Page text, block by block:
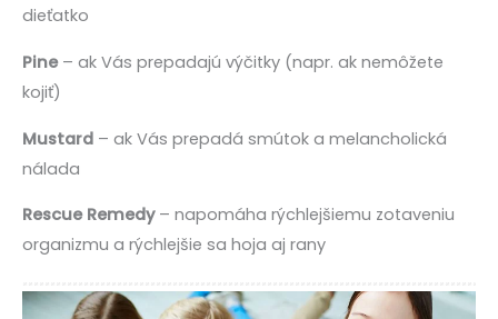
dieťatko
Pine– ak Vás prepadajú výčitky (napr. ak nemôžete
kojiť)
Mustard – ak Vás prepadá smútok a melancholická
nálada
Rescue Remedy– napomáha rýchlejšiemu zotaveniu
organizmu a rýchlejšie sa hoja aj rany